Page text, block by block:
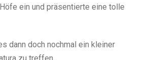
ein und präsentierte eine tolle
dann doch nochmal ein kleiner